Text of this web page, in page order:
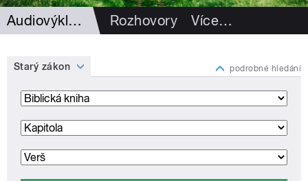
Audiovýklad Bible Rozhovory Více…
Starý zákon podrobné hledání